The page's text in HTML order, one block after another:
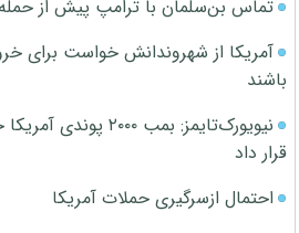
تماس بن‌سلمان با ترامپ پیش از حمله
آمریکا از شهروندانش خواست برای
باشند
نیویورک‌تایمز: بمب
قرار داد
احتمال ازسرگیری حملات آمریکا